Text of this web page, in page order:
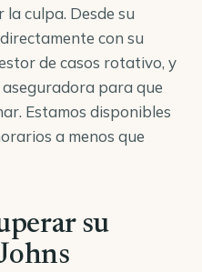
la culpa. Desde su
con su
de casos rotativo, y
para que
Estamos disponibles
a menos que
su